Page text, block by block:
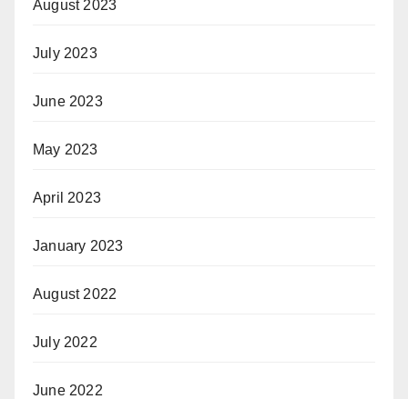
August 2023
July 2023
June 2023
May 2023
April 2023
January 2023
August 2022
July 2022
June 2022